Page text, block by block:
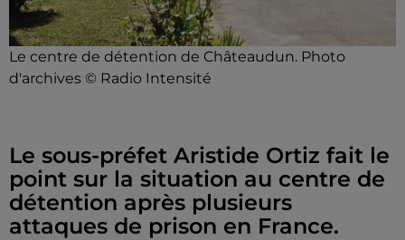
Le centre de détention de Châteaudun. Photo
d'archives © Radio Intensité
Le sous-préfet Aristide Ortiz fait le
point sur la situation au centre de
détention après plusieurs
attaques de prison en France.